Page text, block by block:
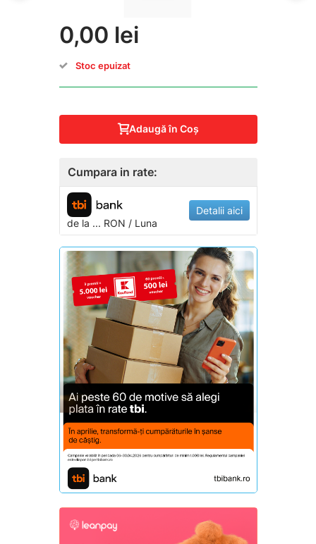
0,00 lei
Stoc epuizat
Adaugă în Coş
Cumpara in rate:
de la ... RON / Luna
Detalii aici